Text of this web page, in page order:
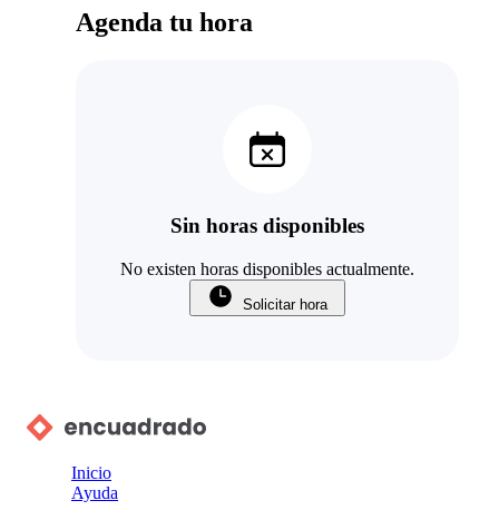
Agenda tu hora
Sin horas disponibles
No existen horas disponibles actualmente.
Solicitar hora
Inicio
Ayuda